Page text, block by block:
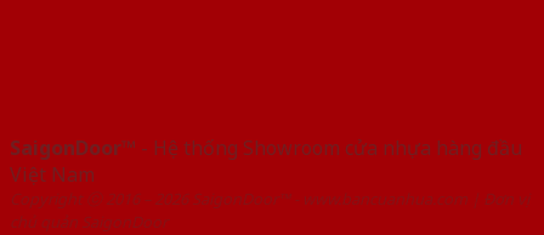
SaigonDoor™ - Hệ thống Showroom cửa nhựa hàng đầu
Việt Nam
Copyright ⓒ 2016 – 2026 SaigonDoor™ - www.bancuanhua.com | Đơn vị
chủ quản SaigonDoor